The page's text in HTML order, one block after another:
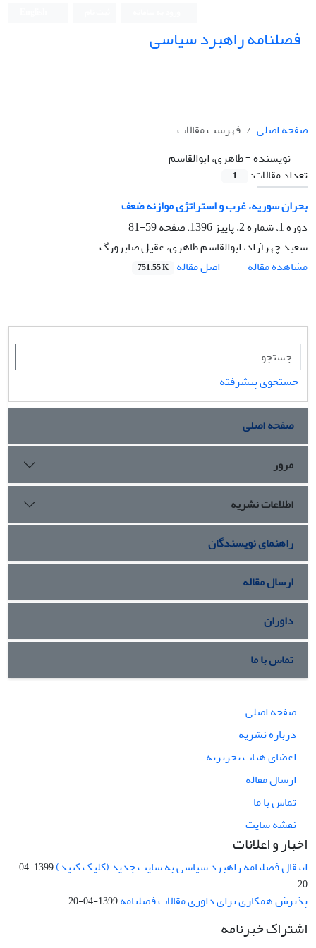
فصلنامه راهبرد سیاسی
صفحه اصلی
فهرست مقالات
نویسنده =طاهری، ابوالقاسم
تعداد مقالات:
1
بحران سوریه، غرب و استراتژی موازنه ضعف
دوره 1، شماره 2، پاییز 1396، صفحه
59-81
سعید چهرآزاد، ابوالقاسم طاهری، عقیل صابرورگ
مشاهده مقاله
اصل مقاله 751.55 K
جستجوی پیشرفته
صفحه اصلی
مرور
اطلاعات نشریه
راهنمای نویسندگان
ارسال مقاله
داوران
تماس با ما
صفحه اصلی
درباره نشریه
اعضای هیات تحریریه
ارسال مقاله
تماس با ما
نقشه سایت
اخبار و اعلانات
انتقال فصلنامه راهبرد سیاسی به سایت جدید (کلیک کنید)
1399-04-
20
پذیرش همکاری برای داوری مقالات فصلنامه1399-04-20
اشتراک خبرنامه